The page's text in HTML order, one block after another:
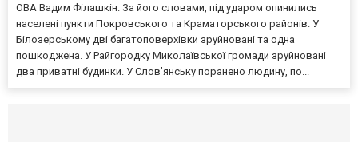
ОВА Вадим Філашкін. За його словами, під ударом опинились
населені пункти Покровського та Краматорського районів. У
Білозерському дві багатоповерхівки зруйновані та одна
пошкоджена. У Райгородку Миколаївської громади зруйновані
два приватні будинки. У Слов’янську поранено людину, по...